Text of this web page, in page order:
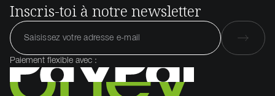
Inscris-toi à notre newsletter
Paiement flexible avec :